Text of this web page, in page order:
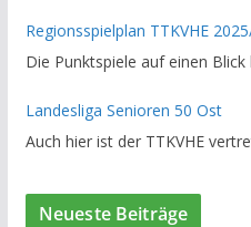
Regionsspielplan TTKVHE
Die Punktspiele auf einen Blick
Landesliga Senioren 50 Ost
Auch hier ist der TTKVHE
Neueste Beiträge